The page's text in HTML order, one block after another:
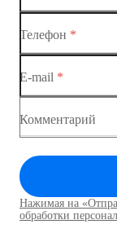
Ethernet-
Телефон *
E-mail *
Комментарий
Нажимая на
обработки